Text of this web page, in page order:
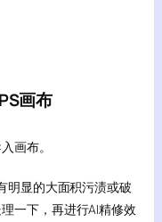
画布
画布。
明显的大面积污渍或破
一下，再进行AI精修效